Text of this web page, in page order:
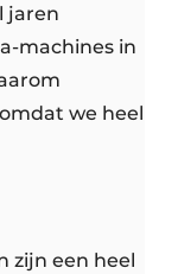
jaren
machines in
we heel
zijn een heel